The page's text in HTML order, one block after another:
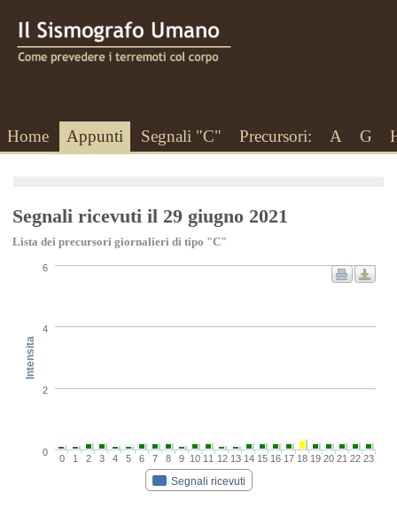
Home Appunti Segnali "C" Precursori: A G
Segnali ricevuti il 29 giugno 2021
Lista dei precursori giornalieri di tipo "C"
Intensita
Segnali ricevuti
0 1 2 3 4 5 6 7 8 9 10 11 12 13 14 15 16 17 18 19 20 21 22 23
0
2
4
6